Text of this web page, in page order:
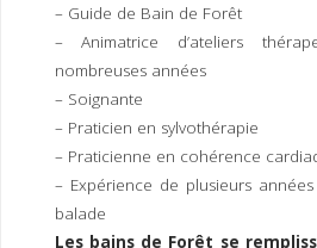
– Guide de Bain de Forêt
– Animatrice d’ateliers
nombreuses années
– Soignante
– Praticien en sylvothérapie
– Praticienne en cohérence
– Expérience de plusieurs
balade
Les bains de Forêt se